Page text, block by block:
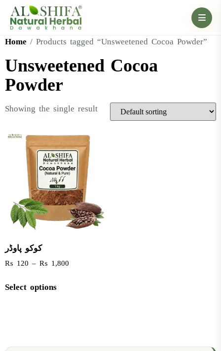
Home / Products tagged “Unsweetened Cocoa Powder”
Unsweetened Cocoa
Powder
Showing the single result
کوکو پاوڈر
₨ 120 – ₨ 1,800
Select options